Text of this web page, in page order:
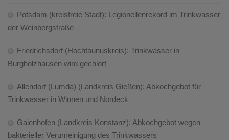
Potsdam (kreisfreie Stadt): Legionellenrekord im Trinkwasser
der Weinbergstraße
Friedrichsdorf (Hochtaunuskreis): Trinkwasser in
Burgholzhausen wird gechlort
Allendorf (Lumda) (Landkreis Gießen): Abkochgebot für
Trinkwasser in Winnen und Nordeck
Gaienhofen (Landkreis Konstanz): Abkochgebot wegen
bakterieller Verunreinigung des Trinkwassers